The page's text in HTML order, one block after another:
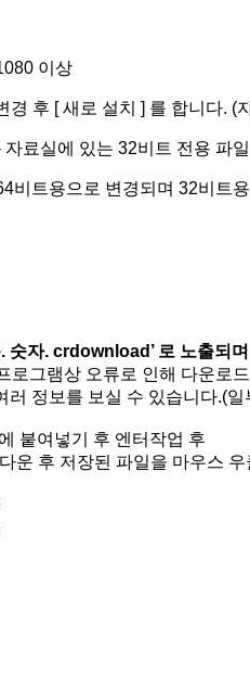
이상
경 후 [ 새로 설치 ] 를 합니다.
료실에 있는 32비트 전용 파
트용으로 변경되며 32비트
숫자. crdownload’ 로 노출되
그램상 오류로 인해 다운로
정보를 보실 수 있습니다.(
붙여넣기 후 엔터작업 후
후 저장된 파일을 마우스